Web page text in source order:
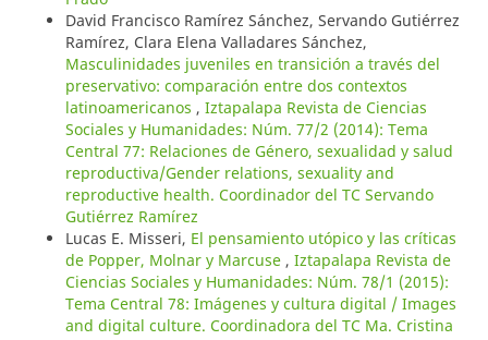
David Francisco Ramírez Sánchez, Servando Gutiérrez
Ramírez, Clara Elena Valladares Sánchez,
Masculinidades juveniles en transición a través del
preservativo: comparación entre dos contextos
latinoamericanos , Iztapalapa Revista de Ciencias
Sociales y Humanidades: Núm. 77/2 (2014): Tema
Central 77: Relaciones de Género, sexualidad y salud
reproductiva/Gender relations, sexuality and
reproductive health. Coordinador del TC Servando
Gutiérrez Ramírez
Lucas E. Misseri, El pensamiento utópico y las críticas
de Popper, Molnar y Marcuse , Iztapalapa Revista de
Ciencias Sociales y Humanidades: Núm. 78/1 (2015):
Tema Central 78: Imágenes y cultura digital / Images
and digital culture. Coordinadora del TC Ma. Cristina